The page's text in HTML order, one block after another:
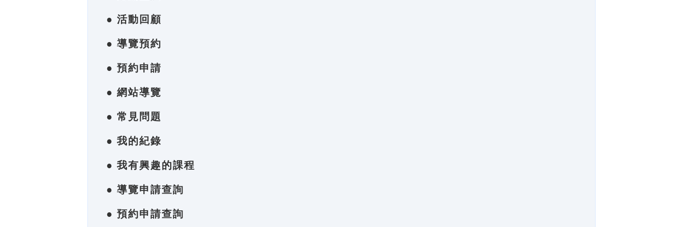
● 活動回顧
● 導覽預約
● 預約申請
● 網站導覽
● 常見問題
● 我的紀錄
● 我有興趣的課程
● 導覽申請查詢
● 預約申請查詢